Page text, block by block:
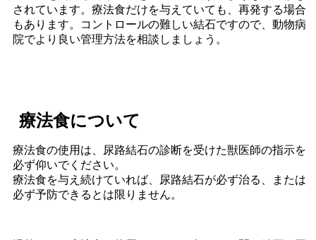
されています。療法食だけを与えていても、再発する場合
もあります。コントロールの難しい結石ですので、動物病
院でより良い管理方法を相談しましょう。
療法食について
療法食の使用は、尿路結石の診断を受けた獣医師の指示を
必ず仰いでください。
療法食を与え続けていれば、尿路結石が必ず治る、または
必ず予防できるとは限りません。